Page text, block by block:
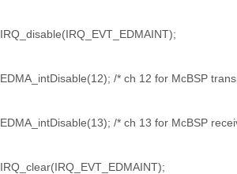
IRQ_disable(IRQ_EVT_EDMAINT);
EDMA_intDisable(12); /* ch 12 for McBSP
EDMA_intDisable(13); /* ch 13 for McBSP
IRQ_clear(IRQ_EVT_EDMAINT);